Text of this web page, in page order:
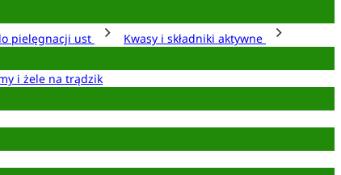
pielęgnacji ust
Kwasy i składniki aktywne
i żele na trądzik